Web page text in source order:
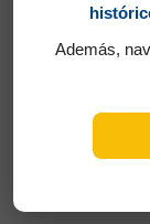
Además,